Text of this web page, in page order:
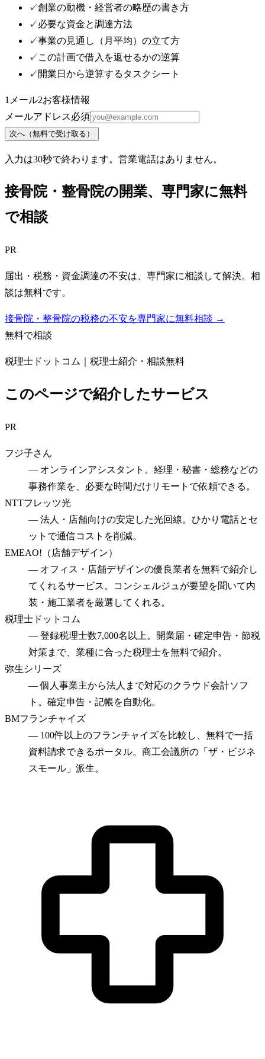
✓創業の動機・経営者の略歴の書き方
✓必要な資金と調達方法
✓事業の見通し（月平均）の立て方
✓ この計画で借入を返せるかの逆算
✓ 開業日から逆算するタスクシート
1 メール2お客様情報
メールアドレス必須
次へ（無料で受け取る）
入力は30秒で終わります。営業電話はありません。
接骨院・整骨院の開業、専門家に無料
で相談
PR
届出・税務・資金調達の不安は、専門家に相談して解決。相
談は無料です。
接骨院・整骨院の税務の不安を専門家に無料相談 →
無料で相談
税理士ドットコム｜税理士紹介・相談無料
このページで紹介したサービス
PR
フジ子さん
— オンラインアシスタント。経理・秘書・総務などの
事務作業を、必要な時間だけリモートで依頼できる。
NTTフレッツ光
— 法人・店舗向けの安定した光回線。ひかり電話とセ
ットで通信コストを削減。
EMEAO!（店舗デザイン）
— オフィス・店舗デザインの優良業者を無料で紹介し
てくれるサービス。コンシェルジュが要望を聞いて内
装・施工業者を厳選してくれる。
税理士ドットコム
— 登録税理士数7,000名以上。開業届・確定申告・節税
対策まで、業種に合った税理士を無料で紹介。
弥生シリーズ
—個人事業主から法人まで対応のクラウド会計ソフ
ト。確定申告・記帳を自動化。
BMフランチャイズ
— 100件以上のフランチャイズを比較し、無料で一括
資料請求できるポータル。商工会議所の「ザ・ビジネ
スモール」派生。